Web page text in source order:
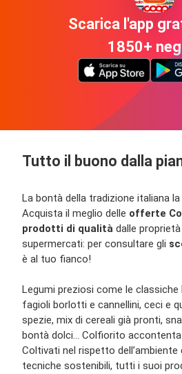
Scarica l'app
1850+
Tutto il buono dalla
La bontà della tradizione italiana
Acquista il meglio delle offerte
prodotti di qualità dalle
supermercati: per consultare gli
è al tuo fianco!
Legumi preziosi come le classiche
fagioli borlotti e cannellini, ceci e
spezie, mix di cereali già pronti,
bontà dolci… Colfiorito
Coltivati nel rispetto dell’ambiente
tecniche sostenibili, tutti i suoi